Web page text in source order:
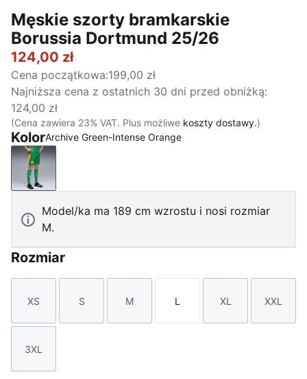
Męskie szorty bramkarskie
Borussia Dortmund 25/26
124,00 zł
Cena początkowa:199,00 zł
Najniższa cena z ostatnich 30 dni przed obniżką:
124,00 zł
(Cena zawiera 23% VAT. Plus możliwe koszty dostawy.)
KolorArchive Green-Intense Orange
Archive Green-Intense Orange
Model/ka ma 189 cm wzrostu i nosi rozmiar
M.
Rozmiar
Rozmiar
XS
Rozmiar
S
Rozmiar
M
Rozmiar
L
Rozmiar
XL XXL
Rozmiar
3XL